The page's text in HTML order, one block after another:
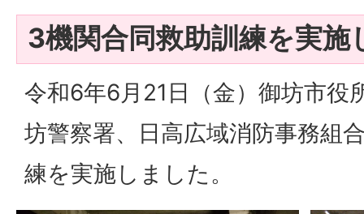
3機関合同救助訓練を実施
令和6年6月21日（金）御坊市役
坊警察署、日高広域消防事務組
練を実施しました。